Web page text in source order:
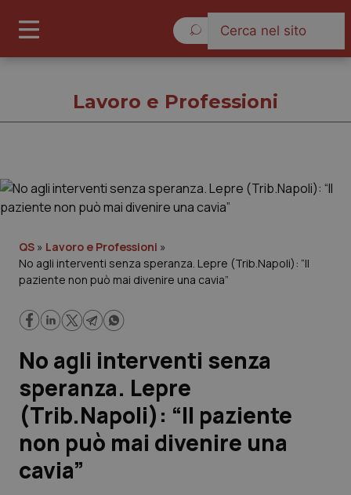
Governo e Parlamento
Regioni e Asl
Lavoro e Professioni
Scienza e Farmaci
Studi e Analisi
Lettere al direttore
Lavoro e Professioni
QS » Lavoro e Professioni »
No agli interventi senza speranza. Lepre (Trib.Napoli): “Il
paziente non può mai divenire una cavia”
No agli interventi senza
speranza. Lepre
(Trib.Napoli): “Il paziente
non può mai divenire una
cavia”